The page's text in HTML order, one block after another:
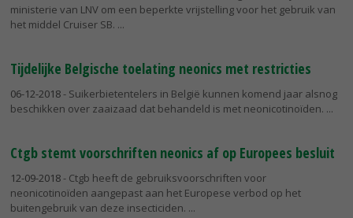
ministerie van LNV om een beperkte vrijstelling voor het gebruik van
het middel Cruiser SB.
Tijdelijke Belgische toelating neonics met restricties
06-12-2018- Suikerbietentelers in België kunnen komend jaar alsnog
beschikken over zaaizaad dat behandeld is met neonicotinoïden.
Ctgb stemt voorschriften neonics af op Europees besluit
12-09-2018- Ctgb heeft de gebruiksvoorschriften voor
neonicotinoïden aangepast aan het Europese verbod op het
buitengebruik van deze insecticiden.